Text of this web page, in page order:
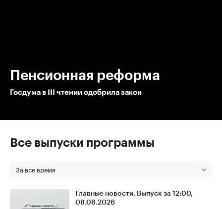
Пенсионная реформа
Госдума в III чтении одобрила закон
Все выпуски программы
За все время
Главные новости. Выпуск за 12:00,
08.08.2026